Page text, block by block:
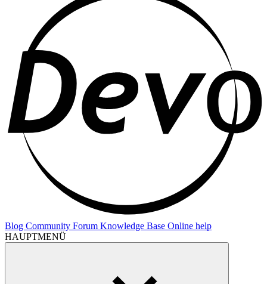
Blog Community Forum Knowledge Base Online help
HAUPTMENÜ